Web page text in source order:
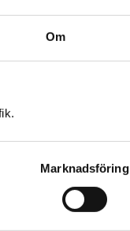
Om
Marknadsföring